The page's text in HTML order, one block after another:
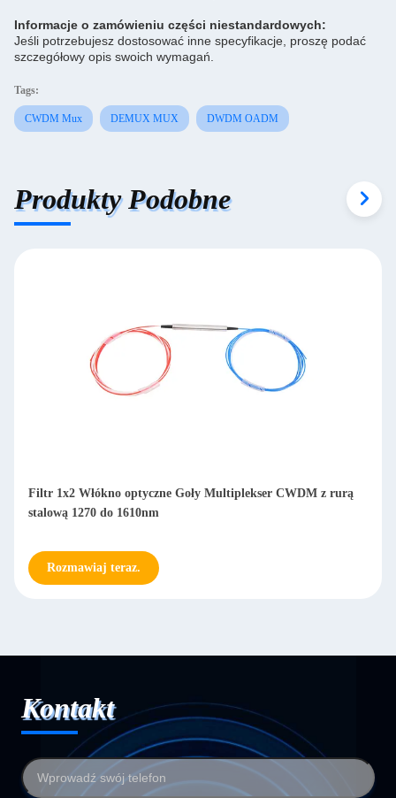
Informacje o zamówieniu części niestandardowych:
Jeśli potrzebujesz dostosować inne specyfikacje, proszę podać
szczegółowy opis swoich wymagań.
Tags:
CWDM Mux DEMUX MUX DWDM OADM
Produkty Podobne
Filtr 1x2 Włókno optyczne Goły Multiplekser CWDM z rurą
stalową 1270 do 1610nm
Rozmawiaj teraz.
Kontakt